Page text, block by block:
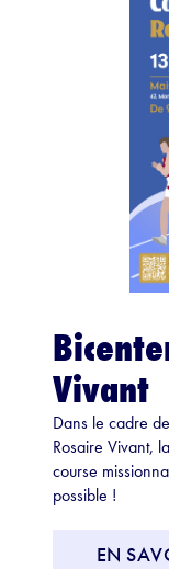
Vivant
Dans le cadre
Rosaire Vivant,
course
possible !
EN